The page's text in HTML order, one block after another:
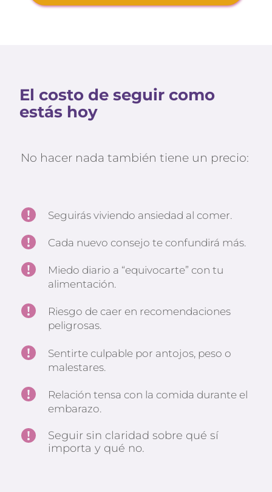
El costo de seguir como
estás hoy
No hacer nada también tiene un precio:
Seguirás viviendo ansiedad al comer.
Cada nuevo consejo te confundirá más.
Miedo diario a “equivocarte” con tu
alimentación.
Riesgo de caer en recomendaciones
peligrosas.
Sentirte culpable por antojos, peso o
malestares.
Relación tensa con la comida durante el
embarazo.
Seguir sin claridad sobre qué sí
importa y qué no.